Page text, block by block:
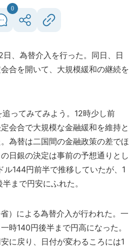
0
、為替介入を行った。同日、日
合を開いて、大規模緩和の継続を
ってみてみよう。12時少し前
会合で大規模な金融緩和を維持と
為替は二国間の金融政策の差でほ
日銀の決定は事前の予想通りとし
ル144円前半で推移していたが、1
まで円安にふれた。
）による為替介入が行われた。一
時140円後半まで円高になった。
に戻り、日付が変わるころには1